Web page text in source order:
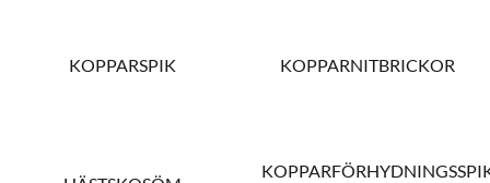
KOPPARSPIK KOPPARNITBRICKOR